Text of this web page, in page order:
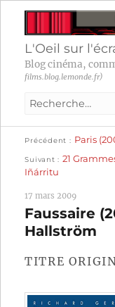
L'Oeil sur
Blog cinéma,
films.blog.lemonde.fr)
Recherche
:
de
l’article
Précédent Paris
Suivant
suivante :
21
Iñárritu
17 mars 2009
Faussaire
Hallström
TITRE